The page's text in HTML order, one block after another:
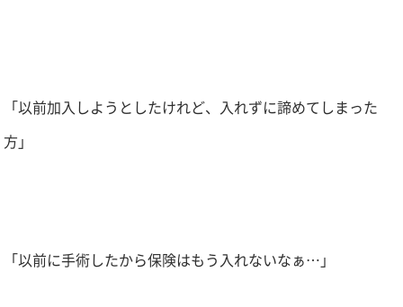
「以前加入しようとしたけれど、入れずに諦めてしまった
方」
「以前に手術したから保険はもう入れないなぁ…」